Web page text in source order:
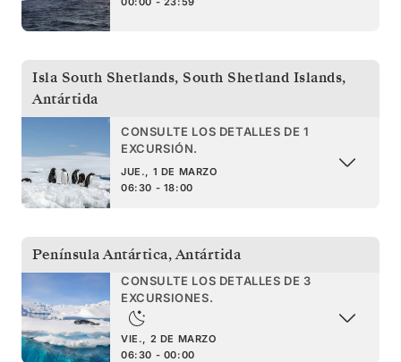
Isla South Shetlands, South Shetland Islands,
Antártida
CONSULTE LOS DETALLES DE 1
EXCURSIÓN.
JUE., 1 DE MARZO
06:30 - 18:00
Península Antártica,Antártida
CONSULTE LOS DETALLES DE 3
EXCURSIONES.
VIE., 2 DE MARZO
06:30 - 00:00